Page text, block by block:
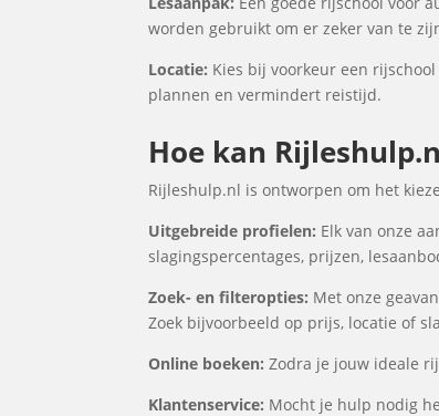
worden gebruikt om er zeker van te
Locatie: Kies bij voorkeur een
plannen en vermindert reistijd.
Hoe kan
Rijleshulp.nl is ontworpen om het
Uitgebreide profielen: Elk van onze
slagingspercentages, prijzen,
Zoek- en filteropties: Met onze
Zoek bijvoorbeeld op prijs, locatie of
Online boeken: Zodra je jouw ideale
Klantenservice: Mocht je hulp nodig